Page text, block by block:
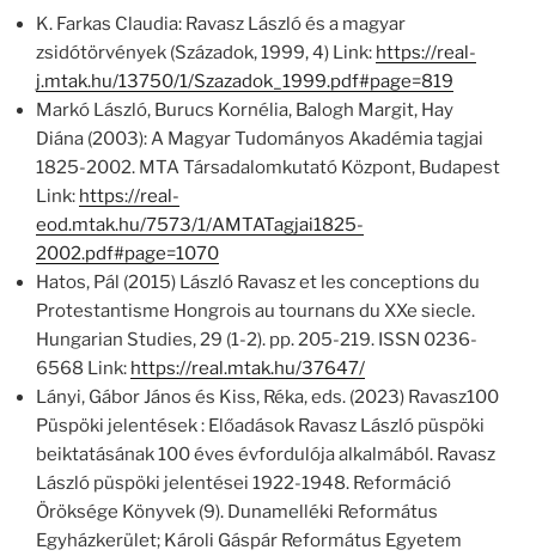
K. Farkas Claudia: Ravasz László és a magyar
zsidótörvények (Századok, 1999, 4) Link: https://real-
j.mtak.hu/13750/1/Szazadok_1999.pdf#page=819
Markó László, Burucs Kornélia, Balogh Margit, Hay
Diána (2003): A Magyar Tudományos Akadémia tagjai
1825-2002. MTA Társadalomkutató Központ, Budapest
Link: https://real-
eod.mtak.hu/7573/1/AMTATagjai1825-
2002.pdf#page=1070
Hatos, Pál (2015) László Ravasz et les conceptions du
Protestantisme Hongrois au tournans du XXe siecle.
Hungarian Studies, 29 (1-2). pp. 205-219. ISSN 0236-
6568 Link: https://real.mtak.hu/37647/
Lányi, Gábor János és Kiss, Réka, eds. (2023) Ravasz100
Püspöki jelentések : Előadások Ravasz László püspöki
beiktatásának 100 éves évfordulója alkalmából. Ravasz
László püspöki jelentései 1922-1948. Reformáció
Öröksége Könyvek (9). Dunamelléki Református
Egyházkerület; Károli Gáspár Református Egyetem